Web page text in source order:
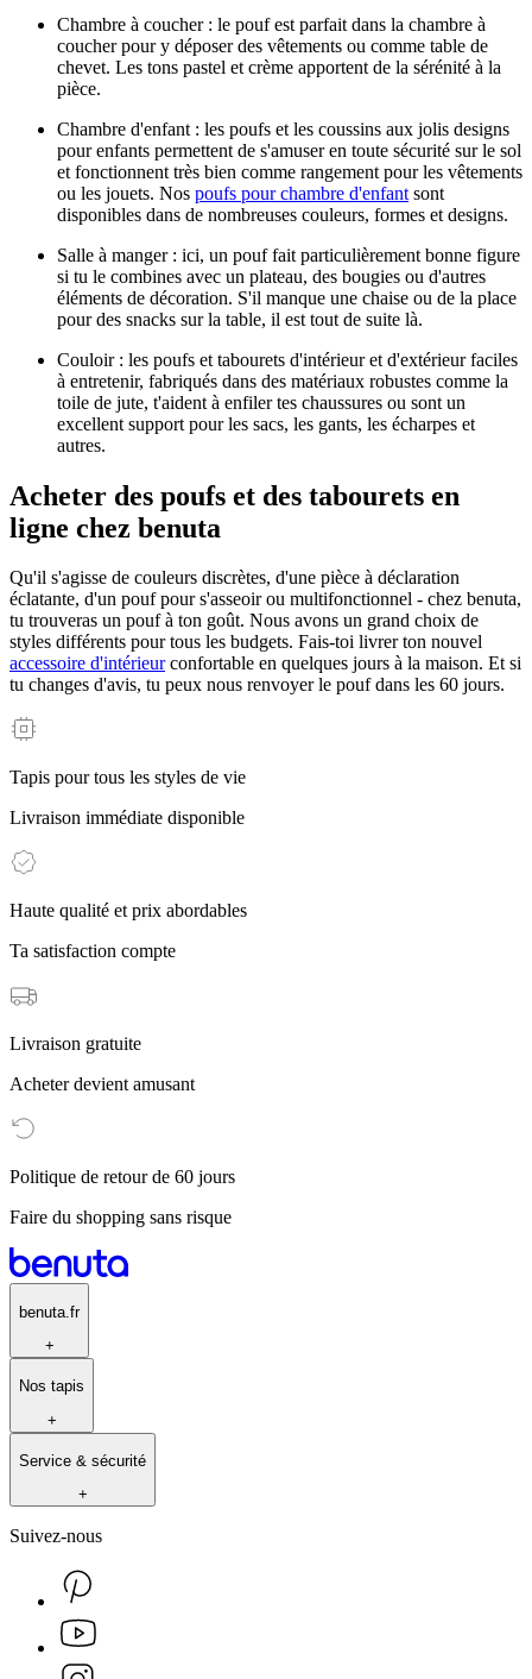
Chambre à coucher : le pouf est parfait dans la chambre à
coucher pour y déposer des vêtements ou comme table de
chevet. Les tons pastel et crème apportent de la sérénité à la
pièce.
Chambre d'enfant : les poufs et les coussins aux jolis designs
pour enfants permettent de s'amuser en toute sécurité sur le sol
et fonctionnent très bien comme rangement pour les vêtements
ou les jouets. Nos poufs pour chambre d'enfant sont
disponibles dans de nombreuses couleurs, formes et designs.
Salle à manger : ici, un pouf fait particulièrement bonne figure
si tu le combines avec un plateau, des bougies ou d'autres
éléments de décoration. S'il manque une chaise ou de la place
pour des snacks sur la table, il est tout de suite là.
Couloir : les poufs et tabourets d'intérieur et d'extérieur faciles
à entretenir, fabriqués dans des matériaux robustes comme la
toile de jute, t'aident à enfiler tes chaussures ou sont un
excellent support pour les sacs, les gants, les écharpes et
autres.
Acheter des poufs et des tabourets en
ligne chez benuta
Qu'il s'agisse de couleurs discrètes, d'une pièce à déclaration
éclatante, d'un pouf pour s'asseoir ou multifonctionnel - chez benuta,
tu trouveras un pouf à ton goût. Nous avons un grand choix de
styles différents pour tous les budgets. Fais-toi livrer ton nouvel
accessoire d'intérieurconfortable en quelques jours à la maison. Et si
tu changes d'avis, tu peux nous renvoyer le pouf dans les 60 jours.
Tapis pour tous les styles de vie
Livraison immédiate disponible
Haute qualité et prix abordables
Ta satisfaction compte
Livraison gratuite
Acheter devient amusant
Politique de retour de 60 jours
Faire du shopping sans risque
benuta.fr
+
Nos tapis
+
Service & sécurité
+
Suivez-nous